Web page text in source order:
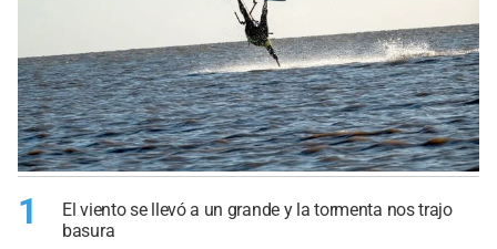
1
El viento se llevó a un grande y la tormenta nos trajo
basura